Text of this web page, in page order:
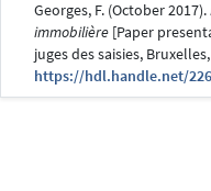
Georges, F. (October 2017).
immobilière [Paper
juges des saisies,
https://hdl.handle.net/